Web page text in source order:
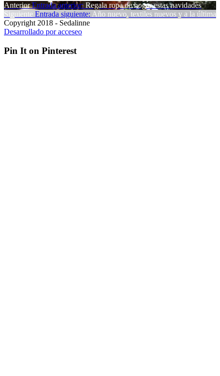
Anterior Entrada anterior: Regala ropa de hogar estas navidades
Siguiente Entrada siguiente: Año nuevo, textiles nuevos y a la última
Copyright 2018 - Sedalinne
Desarrollado por acceseo
Pin It on Pinterest